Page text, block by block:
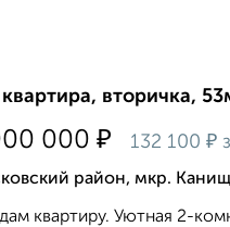
вторичка,
000 ₽ 132 100 ₽
район, мкр.
квартиру. Уютная 2-